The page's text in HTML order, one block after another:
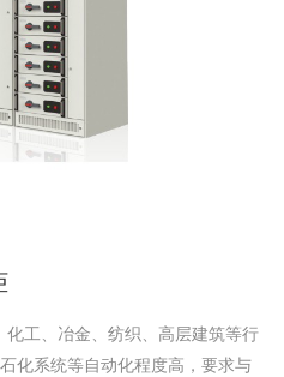
工、冶金、纺织、高层建筑等行
化系统等自动化程度高，要求与